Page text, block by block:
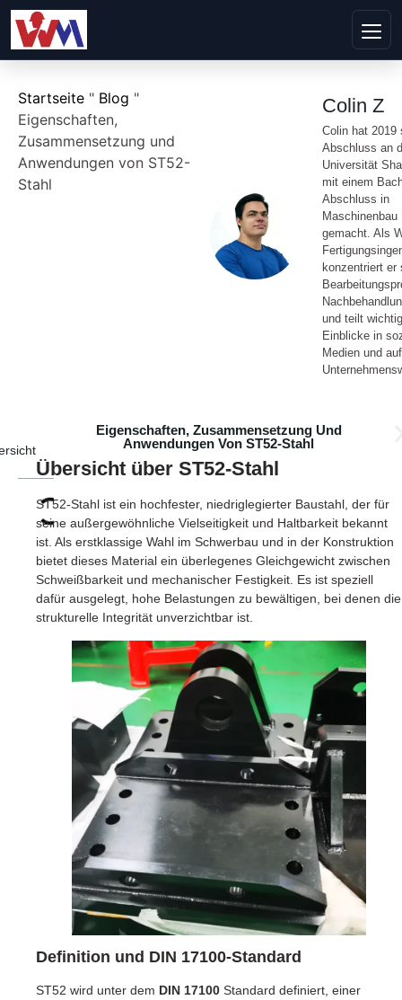
Startseite " Blog "
Eigenschaften,
Zusammensetzung und
Anwendungen von ST52-
Stahl
Colin Z
Colin hat 2019
Abschluss an
Universität
mit einem
Abschluss in
Maschinenbau
gemacht. Als
konzentriert er
und teilt
Einblicke in
Medien und
Eigenschaften, Zusammensetzung Und
Anwendungen Von ST52-Stahl
Übersicht über ST52-Stahl
ST52-Stahl ist ein hochfester, niedriglegierter Baustahl, der für
seine außergewöhnliche Vielseitigkeit und Haltbarkeit bekannt
ist. Als erstklassige Wahl im Schwerbau und in der Konstruktion
bietet dieses Material ein überlegenes Gleichgewicht zwischen
Schweißbarkeit und mechanischer Festigkeit. Es ist speziell
dafür ausgelegt, hohe Belastungen zu bewältigen, bei denen die
strukturelle Integrität unverzichtbar ist.
Definition und DIN 17100-Standard
ST52 wird unter dem DIN 17100 Standard definiert, einer